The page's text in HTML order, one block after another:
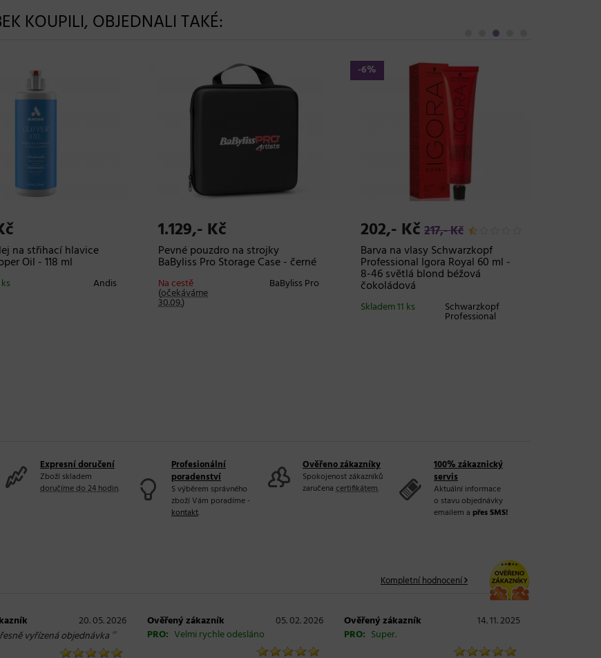
KOUPILI, OBJEDNALI TAKÉ:
na střihací hlavice
Oil - 118 ml
Andis
1.129,- Kč
Pevné pouzdro na strojky
BaByliss Pro Storage Case - černé
BaByliss Pro
Na cestě
(očekáváme
30.09.)
-6%
202,- Kč 217,- Kč
Barva na vlasy Schwarzkopf
Professional Igora Royal 60 ml -
8-46 světlá blond béžová
čokoládová
Schwarzkopf
Professional
Skladem 11 ks
Expresní doručení
Zboží skladem
doručíme do 24 hodin.
Profesionální
poradenství
S výběrem správného
zboží Vám poradíme -
kontakt.
Ověřeno zákazníky
Spokojenost zákazníků
zaručena certifikátem.
100% zákaznický
servis
Aktuální informace
o stavu objednávky
emailem a přes SMS!
Kompletní hodnocení
20. 05. 2026
vyřízená objednávka “
Ověřený zákazník
05. 02. 2026
PRO: Velmi rychle odesláno
Ověřený zákazník
14. 11. 2025
PRO: Super.